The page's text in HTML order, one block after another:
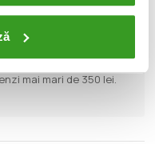
mai mari de 350 lei.